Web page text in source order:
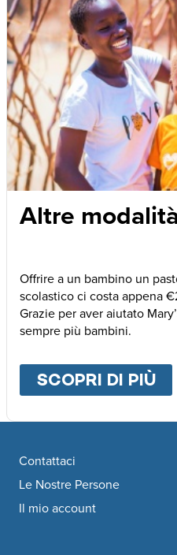
Altre
Offrire a un bambino un
scolastico ci costa appena
Grazie per aver aiutato
sempre più bambini.
SCOPRI DI PIÙ
Footer
Contattaci
Le Nostre Persone
Il mio account